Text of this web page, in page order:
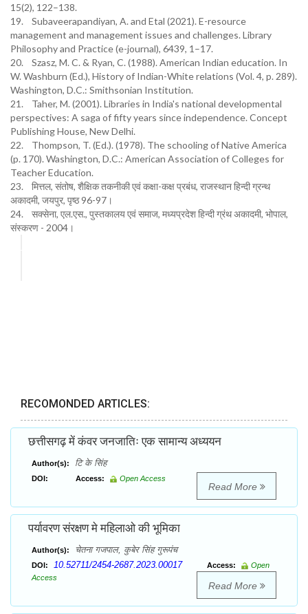
15(2), 122–138.
19. Subaveerapandiyan, A. and Etal (2021). E-resource
management and management issues and challenges. Library
Philosophy and Practice (e-journal), 6439, 1–17.
20. Szasz, M. C. & Ryan, C. (1988). American Indian education. In
W. Washburn (Ed.), History of Indian-White relations (Vol. 4, p. 289).
Washington, D.C.: Smithsonian Institution.
21. Taher, M. (2001). Libraries in India's national developmental
perspectives: A saga of fifty years since independence. Concept
Publishing House, New Delhi.
22. Thompson, T. (Ed.). (1978). The schooling of Native America
(p. 170). Washington, D.C.: American Association of Colleges for
Teacher Education.
23. मित्तल, संतोष, शैक्षिक तकनीकी एवं कक्षा-कक्ष प्रबंध, राजस्थान हिन्दी ग्रन्थ
अकादमी, जयपुर, पृष्ठ 96-97।
24. सक्सेना, एल.एस., पुस्तकालय एवं समाज, मध्यप्रदेश हिन्दी ग्रंथ अकादमी, भोपाल,
संस्करण - 2004।
RECOMONDED ARTICLES:
छत्तीसगढ़ में कंवर जनजातिः एक सामान्य अध्ययन
Author(s): टि के सिंह
DOI: Access: Open Access
Read More
पर्यावरण संरक्षण मे महिलाओ की भूमिका
Author(s): चेतना गजपाल, कुबेर सिंह गुरूपंच
DOI: 10.52711/2454-2687.2023.00017 Access:
Open
Access
Read More